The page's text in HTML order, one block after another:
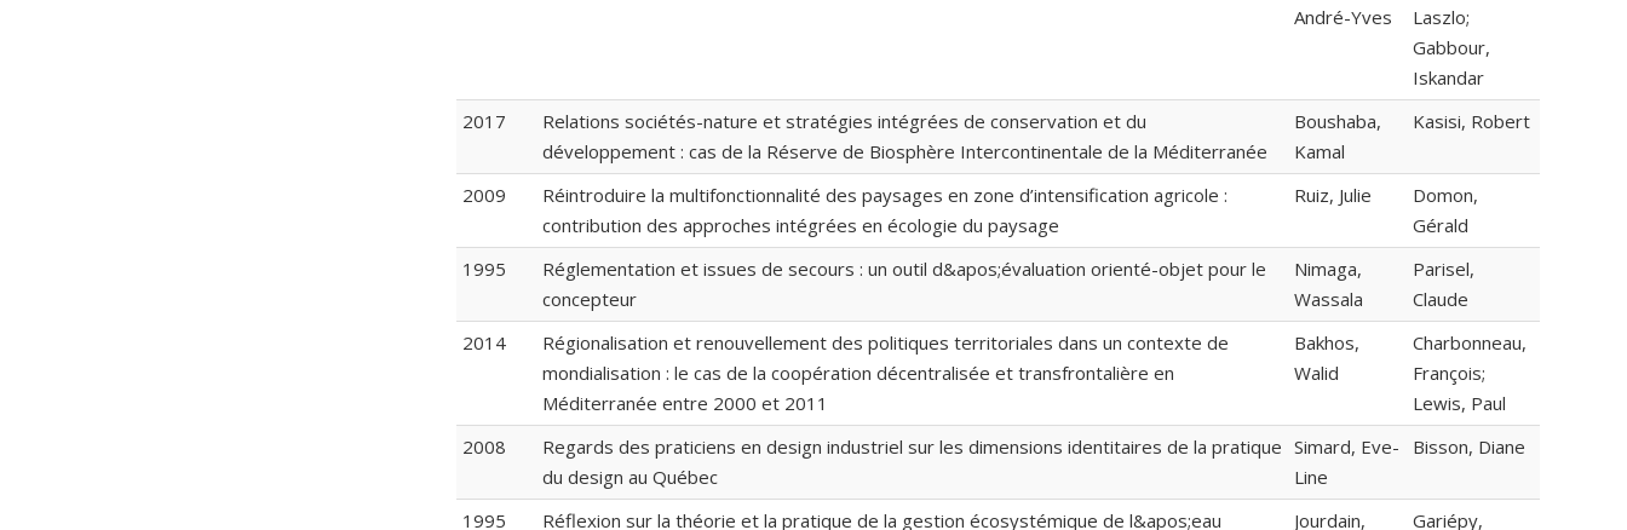
André-Yves
Laszlo;
Gabbour,
Iskandar
2017
Relations sociétés-nature et stratégies intégrées de conservation et du
développement : cas de la Réserve de Biosphère Intercontinentale de la Méditerranée
Boushaba,
Kamal
Kasisi, Robert
2009
Réintroduire la multifonctionnalité des paysages en zone d’intensification agricole :
contribution des approches intégrées en écologie du paysage
Ruiz, Julie
Domon,
Gérald
1995
Réglementation et issues de secours : un outil d&apos;évaluation orienté-objet pour le
concepteur
Nimaga,
Wassala
Parisel,
Claude
2014
Régionalisation et renouvellement des politiques territoriales dans un contexte de
mondialisation : le cas de la coopération décentralisée et transfrontalière en
Méditerranée entre 2000 et 2011
Bakhos,
Walid
Charbonneau,
François;
Lewis, Paul
2008
Regards des praticiens en design industriel sur les dimensions identitaires de la pratique
du design au Québec
Simard, Eve-
Line
Bisson, Diane
1995 Réflexion sur la théorie et la pratique de la gestion écosystémique de l&apos;eau Jourdain, Gariépy,